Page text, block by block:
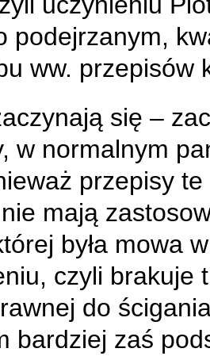
podejrzanym,
ww. przepisów
się –
w normalnym
przepisy te
mają
była mowa w
czyli brakuje
do
bardziej zaś